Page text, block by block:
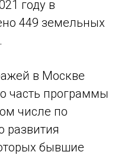
году в
449 земельных
в Москве
часть программы
числе по
развития
бывшие